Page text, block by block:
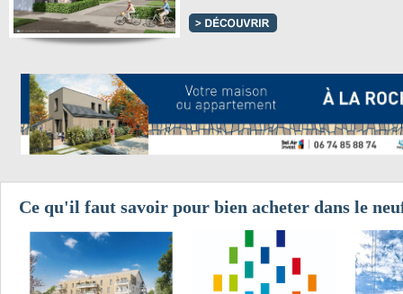
Ce qu'il faut savoir pour bien acheter dans le